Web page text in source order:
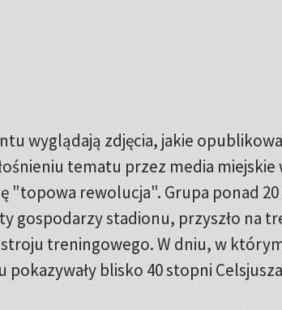
wyglądają zdjęcia, jakie
tematu przez media miejskie
"topowa rewolucja". Grupa ponad 20
gospodarzy stadionu, przyszło na
treningowego. W dniu, w
blisko 40 stopni